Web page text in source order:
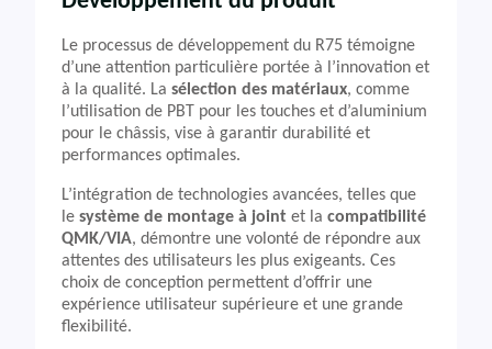
Le processus de développement du R75 témoigne
d’une attention particulière portée à l’innovation et
à la qualité. La sélection des matériaux, comme
l’utilisation de PBT pour les touches et d’aluminium
pour le châssis, vise à garantir durabilité et
performances optimales.
L’intégration de technologies avancées, telles que
le système de montage à joint et la compatibilité
QMK/VIA, démontre une volonté de répondre aux
attentes des utilisateurs les plus exigeants. Ces
choix de conception permettent d’offrir une
expérience utilisateur supérieure et une grande
flexibilité.